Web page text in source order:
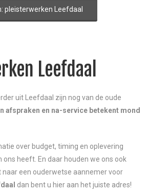
pleisterwerken Leefdaal
Leefdaal
uit Leefdaal zijn nog van de oude
afspraken en na-service betekent mond
over budget, timing en oplevering
heeft. En daar houden we ons ook
naar een ouderwetse aannemer voor
dan bent u hier aan het juiste adres!